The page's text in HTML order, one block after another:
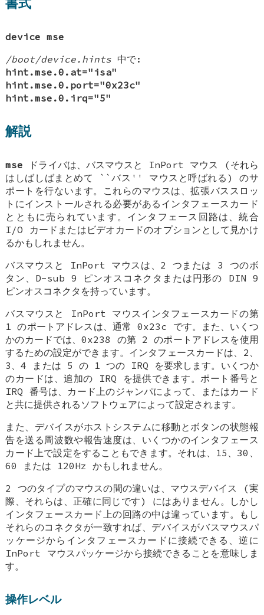
device mse
/boot/device.hints 中で:
hint.mse.0.at="isa"
hint.mse.0.port="0x23c"
hint.mse.0.irq="5"
解説
mse ドライバは、バスマウスと InPort マウス (それら
はしばしばまとめて ``バス'' マウスと呼ばれる) のサ
ポートを行ないます。これらのマウスは、拡張バススロッ
トにインストールされる必要があるインタフェースカード
とともに売られています。インタフェース回路は、統合
I/O カードまたはビデオカードのオプションとして見かけ
るかもしれません。
バスマウスと InPort マウスは、2 つまたは 3 つのボ
タン、D-sub 9 ピンオスコネクタまたは円形の DIN 9
ピンオスコネクタを持っています。
バスマウスと InPort マウスインタフェースカードの第
1 のポートアドレスは、通常 0x23c です。また、いくつ
かのカードでは、0x238 の第 2 のポートアドレスを使用
するための設定ができます。インタフェースカードは、2、
3、4 または 5 の 1 つの IRQ を要求します。いくつか
のカードは、追加の IRQ を提供できます。ポート番号と
IRQ 番号は、カード上のジャンパによって、またはカード
と共に提供されるソフトウェアによって設定されます。
また、デバイスがホストシステムに移動とボタンの状態報
告を送る周波数や報告速度は、いくつかのインタフェース
カード上で設定をすることもできます。それは、15、30、
60 または 120Hz かもしれません。
2 つのタイプのマウスの間の違いは、マウスデバイス (実
際、それらは、正確に同じです) にはありません。しかし
インタフェースカード上の回路の中は違っています。もし
それらのコネクタが一致すれば、デバイスがバスマウスパ
ッケージからインタフェースカードに接続できる、逆に
InPort マウスパッケージから接続できることを意味しま
す。
操作レベル